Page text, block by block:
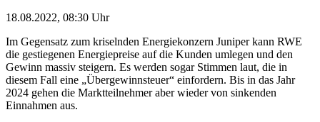
18.08.2022, 08:30 Uhr
Im Gegensatz zum kriselnden Energiekonzern Juniper kann RWE
die gestiegenen Energiepreise auf die Kunden umlegen und den
Gewinn massiv steigern. Es werden sogar Stimmen laut, die in
diesem Fall eine „Übergewinnsteuer“ einfordern. Bis in das Jahr
2024 gehen die Marktteilnehmer aber wieder von sinkenden
Einnahmen aus.